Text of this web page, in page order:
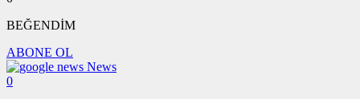
BEĞENDİM
ABONE OL
News
0